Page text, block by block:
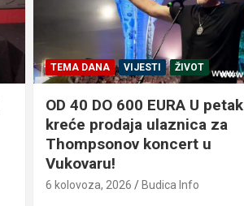
TEMA DANA VIJESTI ŽIVOT
OD 40 DO 600 EURA U petak
kreće prodaja ulaznica za
Thompsonov koncert u
Vukovaru!
6 kolovoza, 2026 Budica Info